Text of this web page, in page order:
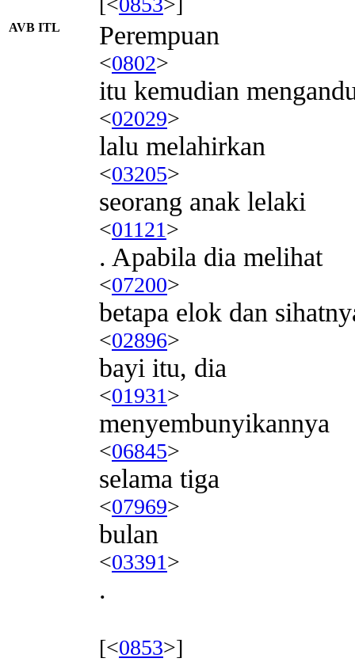
AVB ITL Perempuan
<0802>
itu kemudian
<02029>
lalu melahirkan
<03205>
seorang anak lelaki
<01121>
. Apabila dia melihat
<07200>
betapa elok dan
<02896>
bayi itu, dia
<01931>
menyembunyikannya
<06845>
selama tiga
<07969>
bulan
<03391>
.
[<0853>]